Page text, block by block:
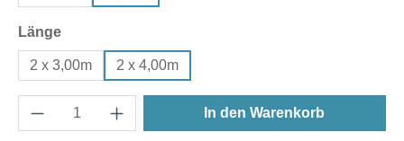
Längeauswählen
2 x 3,00m 2 x 4,00m
In den Warenkorb